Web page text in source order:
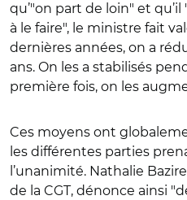
qu’"on part de loin" et
à le faire", le ministre fait
dernières années, on a
ans. On les a stabilisés
première fois, on les
Ces moyens ont
les différentes parties
l’unanimité. Nathalie
de la CGT, dénonce ainsi